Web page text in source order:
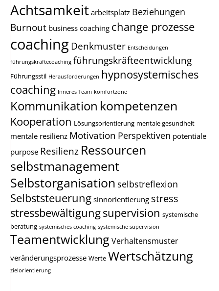
Achtsamkeit arbeitsplatz Beziehungen
Burnout business coaching change prozesse
coachingDenkmuster Entscheidungen
führungskräftecoaching führungskräfteentwicklung
Führungsstil Herausforderungen hypnosystemisches
coaching Inneres Team komfortzone
Kommunikation kompetenzen
Kooperation Lösungsorientierung mentale gesundheit
mentale resilienz Motivation Perspektiven potentiale
purpose Resilienz Ressourcen
selbstmanagement
Selbstorganisation selbstreflexion
Selbststeuerung sinnorientierung stress
stressbewältigungsupervision systemische
beratung systemisches coaching systemische supervision
Teamentwicklung Verhaltensmuster
veränderungsprozesse Werte Wertschätzung
zielorientierung